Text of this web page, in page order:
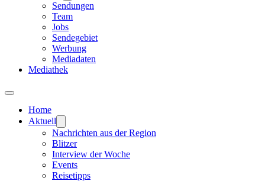
Sendungen
Team
Jobs
Sendegebiet
Werbung
Mediadaten
Mediathek
Home
Aktuell
Nachrichten aus der Region
Blitzer
Interview der Woche
Events
Reisetipps